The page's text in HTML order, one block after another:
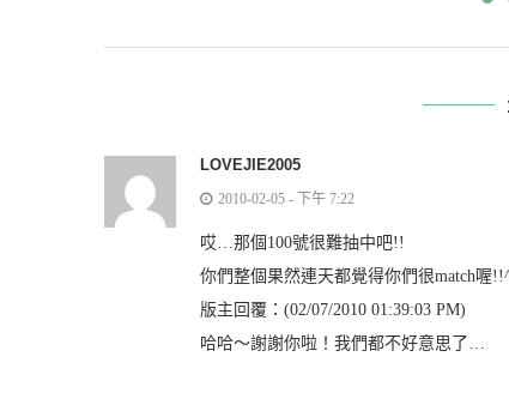
LOVEJIE2005
2010-02-05 - 下午 7:22
哎…那個100號很難抽中吧!!
你們整個果然連天都覺得你們很match喔
版主回覆：(02/07/2010 01:39:03 PM)
哈哈～謝謝你啦！我們都不好意思了…